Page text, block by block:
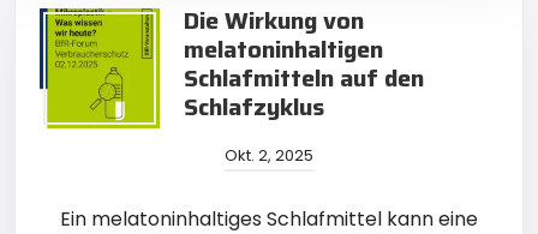
Die Wirkung von
melatoninhaltigen
Schlafmitteln auf den
Schlafzyklus
Okt. 2, 2025
Ein melatoninhaltiges Schlafmittel kann eine